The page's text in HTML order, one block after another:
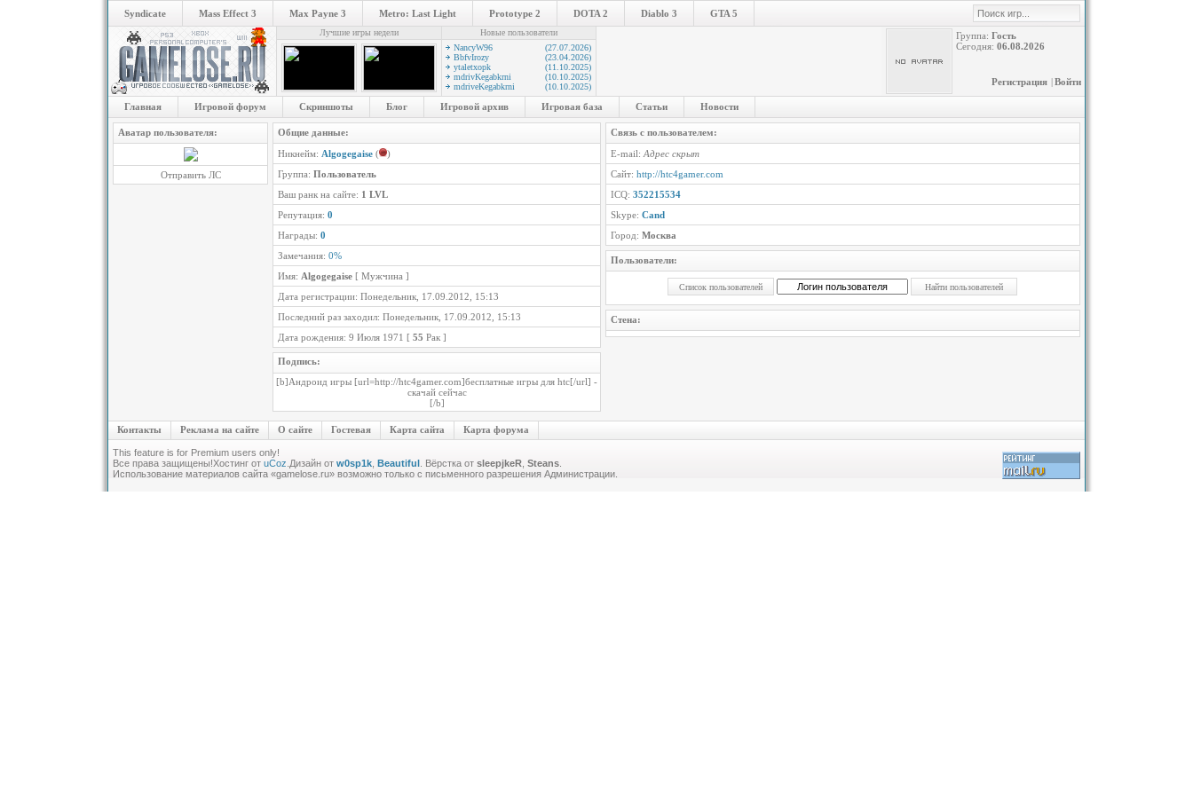
Syndicate Mass Effect 3 Max Payne 3 Metro: Last Light Prototype 2 DOTA 2 Diablo 3 GTA 5
Лучшие игры недели
Новые пользователи
NancyW96
(27.07.2026)
BbfvIrozy
(23.04.2026)
ytaletxopk
(11.10.2025)
mdrivKegabkrni
(10.10.2025)
mdriveKegabkrni
(10.10.2025)
Группа: Гость
Сегодня: 06.08.2026
Войти
|
Регистрация
Главная Игровой форум Скриншоты Блог Игровой архив Игровая база Статьи Новости
Аватар пользователя:
Отправить ЛС
Общие данные:
Никнейм: Algogegaise (
)
Группа: Пользователь
Ваш ранк на сайте: 1 LVL
Репутация: 0
Награды: 0
Замечания: 0%
Имя: Algogegaise [ Мужчина ]
Дата регистрации: Понедельник, 17.09.2012, 15:13
Последний раз заходил: Понедельник, 17.09.2012, 15:13
Дата рождения: 9 Июля 1971 [ 55 Рак ]
Подпись:
[b]Андроид игры [url=http://htc4gamer.com]бесплатные игры для htc[/url] -
скачай сейчас
[/b]
Связь с пользователем:
E-mail: Адрес скрыт
Сайт: http://htc4gamer.com
ICQ: 352215534
Skype: Cand
Город: Москва
Пользователи:
Стена:
Контакты Реклама на сайте О сайте Гостевая Карта сайта Карта форума
This feature is for Premium users only!
Все права защищены!Хостинг от uCoz .Дизайн от w0sp1k Beautiful . Вёрстка от sleepjkeR Steans
Использование материалов сайта «gamelose.ru» возможно только с письменного разрешения Администрации.